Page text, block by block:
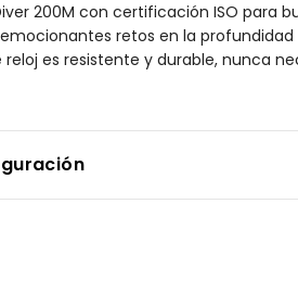
200M con certificación ISO para
retos en la profundidad
es resistente y durable, nunca
duro y 40% más ligero que el acero
transcurrido, tapa y corona